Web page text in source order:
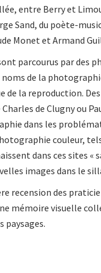
entre Berry et
Sand, du poète-
Monet et Armand
parcourus par des
de la
de la reproduction.
de Clugny ou
dans les
couleur,
dans ces sites «
images dans le
recension des
mémoire visuelle
paysages.